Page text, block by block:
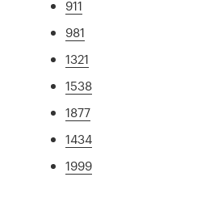
911
981
1321
1538
1877
1434
1999